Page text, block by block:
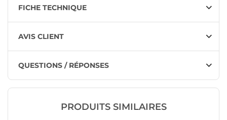
FICHE TECHNIQUE
AVIS CLIENT
QUESTIONS / RÉPONSES
PRODUITS SIMILAIRES